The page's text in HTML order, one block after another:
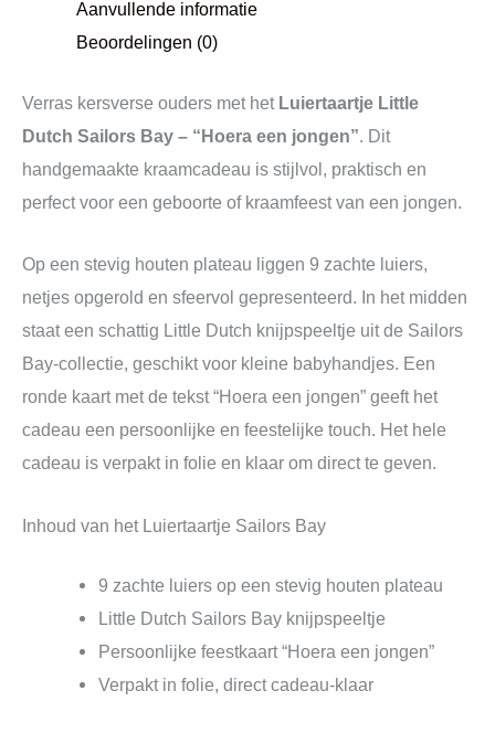
Aanvullende informatie
Beoordelingen (0)
Verras kersverse ouders met het Luiertaartje Little
Dutch Sailors Bay – “Hoera een jongen”. Dit
handgemaakte kraamcadeau is stijlvol, praktisch en
perfect voor een geboorte of kraamfeest van een jongen.
Op een stevig houten plateau liggen 9 zachte luiers,
netjes opgerold en sfeervol gepresenteerd. In het midden
staat een schattig Little Dutch knijpspeeltje uit de Sailors
Bay-collectie, geschikt voor kleine babyhandjes. Een
ronde kaart met de tekst “Hoera een jongen” geeft het
cadeau een persoonlijke en feestelijke touch. Het hele
cadeau is verpakt in folie en klaar om direct te geven.
Inhoud van het Luiertaartje Sailors Bay
9 zachte luiers op een stevig houten plateau
Little Dutch Sailors Bay knijpspeeltje
Persoonlijke feestkaart “Hoera een jongen”
Verpakt in folie, direct cadeau-klaar